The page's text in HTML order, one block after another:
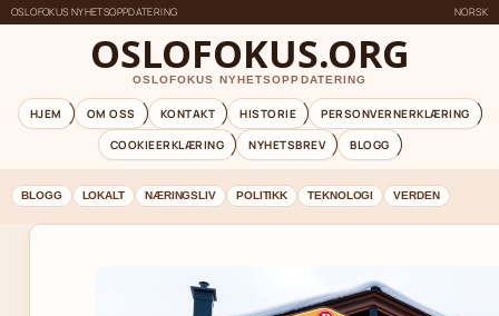
OSLOFOKUS NYHETSOPPDATERING NORSK
OSLOFOKUS.ORG
OSLOFOKUS NYHETSOPPDATERING
HJEM OM OSS KONTAKT HISTORIE
PERSONVERNERKLÆRING
COOKIEERKLÆRING
NYHETSBREV BLOGG
BLOGG LOKALT NÆRINGSLIV POLITIKK TEKNOLOGI VERDEN